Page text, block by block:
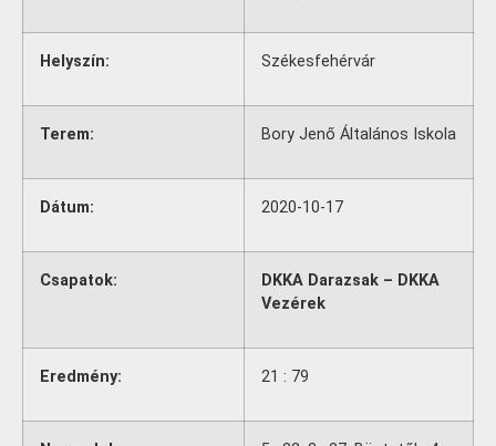
Helyszín: Székesfehérvár
Terem: Bory Jenő Általános Iskola
Dátum: 2020-10-17
Csapatok:
DKKA Darazsak – DKKA
Vezérek
Eredmény: 21 : 79